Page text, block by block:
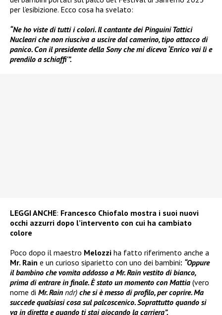
per l’esibizione. Ecco cosa ha svelato:
“Ne ho viste di tutti i colori. Il cantante dei Pinguini Tattici
Nucleari che non riusciva a uscire dal camerino, tipo attacco di
panico. Con il presidente della Sony che mi diceva ‘Enrico vai lì e
prendilo a schiaffi'”.
LEGGI ANCHE: Francesco Chiofalo mostra i suoi nuovi
occhi azzurri dopo l’intervento con cui ha cambiato
colore
Poco dopo il maestro Melozzi ha fatto riferimento anche a
Mr. Rain e un curioso siparietto con uno dei bambini: “Oppure
il bambino che vomita addosso a Mr. Rain vestito di bianco,
prima di entrare in finale. È stato un momento con Mattia (vero
nome di Mr. Rain ndr) che si è messo di profilo, per coprire. Ma
succede qualsiasi cosa sul palcoscenico. Soprattutto quando si
va in diretta e quando ti stai giocando la carriera”.